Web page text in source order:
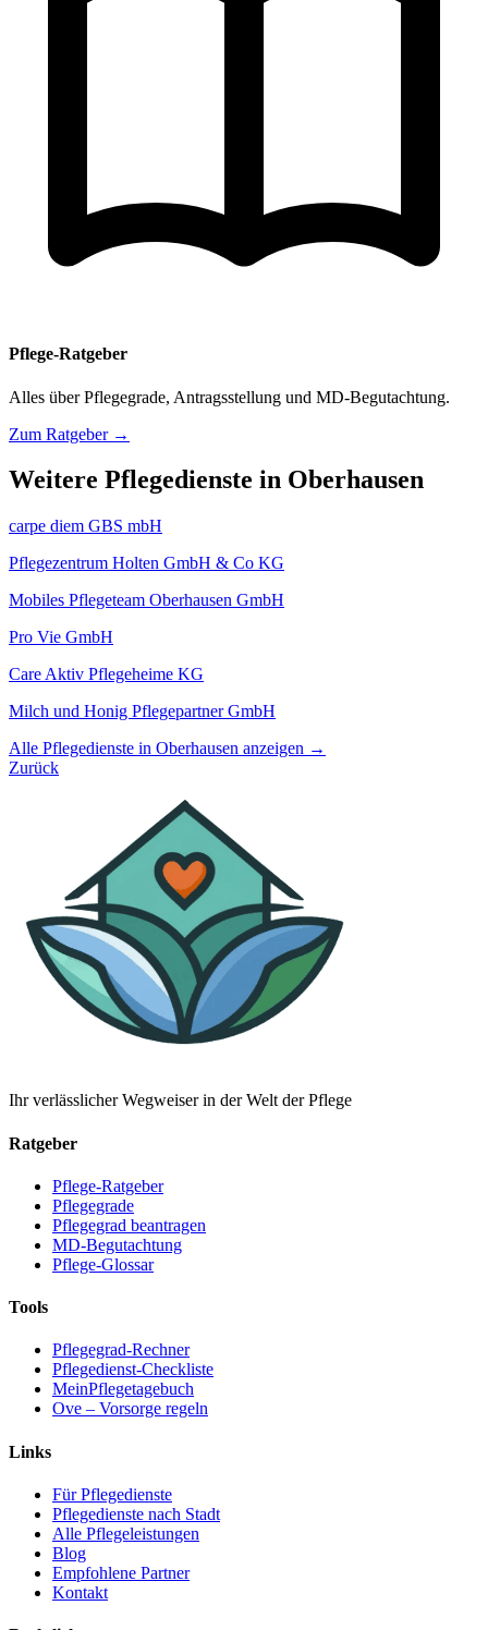
Pflege-Ratgeber
Alles über Pflegegrade, Antragsstellung und MD-Begutachtung.
Zum Ratgeber →
Weitere Pflegedienste in Oberhausen
carpe diem GBS mbH
Pflegezentrum Holten GmbH & Co KG
Mobiles Pflegeteam Oberhausen GmbH
Pro Vie GmbH
Care Aktiv Pflegeheime KG
Milch und Honig Pflegepartner GmbH
Alle Pflegedienste in Oberhausen anzeigen →
Zurück
Ihr verlässlicher Wegweiser in der Welt der Pflege
Ratgeber
Pflege-Ratgeber
Pflegegrade
Pflegegrad beantragen
MD-Begutachtung
Pflege-Glossar
Tools
Pflegegrad-Rechner
Pflegedienst-Checkliste
MeinPflegetagebuch
Ove – Vorsorge regeln
Links
Für Pflegedienste
Pflegedienste nach Stadt
Alle Pflegeleistungen
Blog
Empfohlene Partner
Kontakt